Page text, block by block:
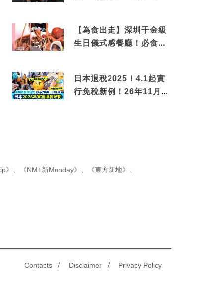
【為食出走】深圳千金級
生日儀式感餐廳！必食失
日本退稅2025！4.1起實
行免稅新例！26年11月
》 《NM+新Monday》 《東方新地》
Contacts / Disclaimer / Privacy Policy